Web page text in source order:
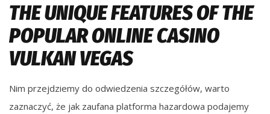
THE UNIQUE FEATURES OF THE
POPULAR ONLINE CASINO
VULKAN VEGAS
Nim przejdziemy do odwiedzenia szczegółów, warto
zaznaczyć, że jak zaufana platforma hazardowa podajemy